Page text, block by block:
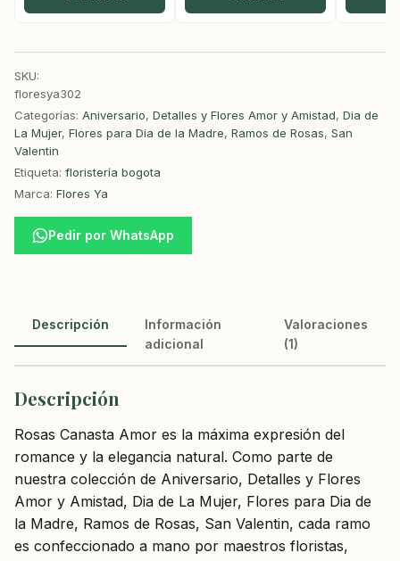
SKU:
floresya302
Categorías: Aniversario, Detalles y Flores Amor y Amistad, Dia de
La Mujer, Flores para Dia de la Madre, Ramos de Rosas, San
Valentin
Etiqueta: floristería bogota
Marca: Flores Ya
Pedir por WhatsApp
Descripción
Información
adicional
Valoraciones
(1)
Descripción
Rosas Canasta Amor es la máxima expresión del
romance y la elegancia natural. Como parte de
nuestra colección de Aniversario, Detalles y Flores
Amor y Amistad, Dia de La Mujer, Flores para Dia de
la Madre, Ramos de Rosas, San Valentin, cada ramo
es confeccionado a mano por maestros floristas,